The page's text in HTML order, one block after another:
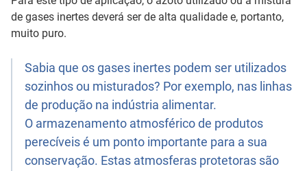
de gases inertes deverá ser de alta qualidade e, portanto,
muito puro.
Sabia que os gases inertes podem ser utilizados
sozinhos ou misturados? Por exemplo, nas linhas
de produção na indústria alimentar.
O armazenamento atmosférico de produtos
perecíveis é um ponto importante para a sua
conservação. Estas atmosferas protetoras são